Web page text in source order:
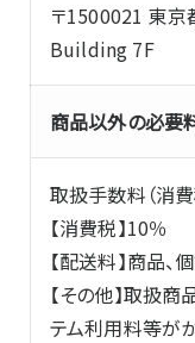
〒1500021 東
Building 7F
商品以外の必要
取扱手数料（消
【消費税】10％
【配送料】商品、
【その他】取扱商
テム利用料等が